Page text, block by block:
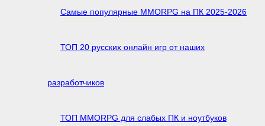
Самые популярные MMORPG на ПК 2025-2026
ТОП 20 русских онлайн игр от наших
разработчиков
ТОП MMORPG для слабых ПК и ноутбуков